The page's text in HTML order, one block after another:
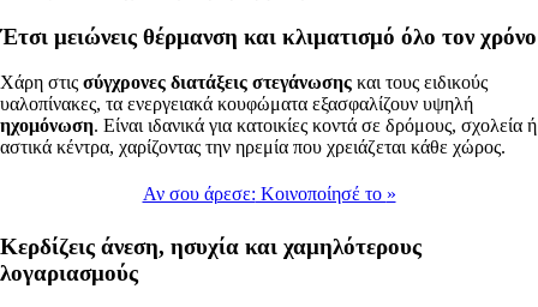
Έτσι μειώνεις θέρμανση και κλιματισμό όλο τον χρόνο
Χάρη στις σύγχρονες διατάξεις στεγάνωσης και τους ειδικούς
υαλοπίνακες, τα ενεργειακά κουφώματα εξασφαλίζουν υψηλή
ηχομόνωση. Είναι ιδανικά για κατοικίες κοντά σε δρόμους, σχολεία ή
αστικά κέντρα, χαρίζοντας την ηρεμία που χρειάζεται κάθε χώρος.
Αν σου άρεσε: Κοινοποίησέ το »
Κερδίζεις άνεση, ησυχία και χαμηλότερους
λογαριασμούς